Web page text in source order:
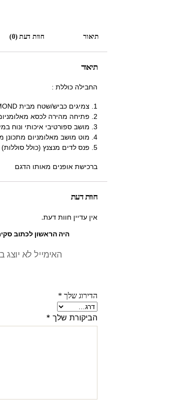
תיאור חוות דעת (0)
תיאור
החבילה כוללת :
1. צמיגים כביש/שטח מבית DIAMOND
2. פתיחה מהירה לכסא מאלומניום – ניתן להגביה עד 20 סמ
3. מושב ספורטיבי איכותי ונוח במיוחד
4. מוט מושב מאלומניום מתכונן מקצועי
5. פנס לדים מנצנץ (כולל סוללות)
ברכישת אופנים מאותו הדגם
חוות דעת
אין עדיין חוות דעת.
היה הראשון לכתוב
האימייל לא יוצג
הדירוג שלך *
הביקורת שלך *